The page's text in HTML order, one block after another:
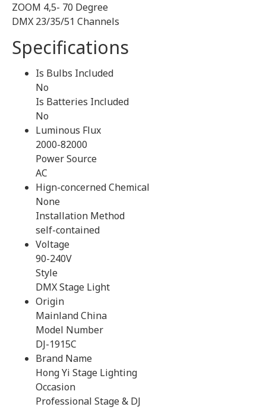
ZOOM 4,5- 70 Degree
DMX 23/35/51 Channels
Specifications
Is Bulbs Included
No
Is Batteries Included
No
Luminous Flux
2000-82000
Power Source
AC
Hign-concerned Chemical
None
Installation Method
self-contained
Voltage
90-240V
Style
DMX Stage Light
Origin
Mainland China
Model Number
DJ-1915C
Brand Name
Hong Yi Stage Lighting
Occasion
Professional Stage & DJ